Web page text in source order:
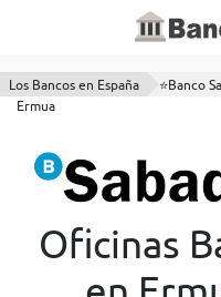
Los Bancos en España ⭐Banco
Ermua
Oficinas